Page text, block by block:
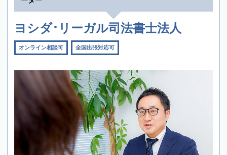
ヨシダ･リーガル司法書士法人
オンライン相談可 全国出張対応可